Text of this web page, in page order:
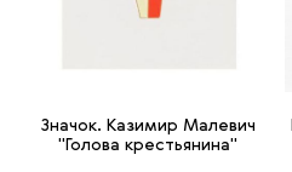
Значок. Казимир Малевич
"Голова крестьянина"